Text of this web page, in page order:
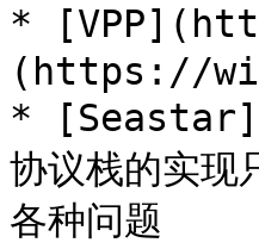
*
(https://
*
协议栈的实现
各种问题